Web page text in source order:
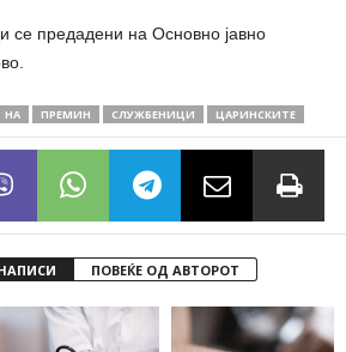
се предадени на Основно јавно
НА ПРЕМИН СЛУЖБЕНИЦИ ЦАРИНСКИТЕ
ПОВЕЌЕ ОД АВТОРОТ